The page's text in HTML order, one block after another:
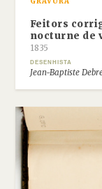
Feitors
nocturne de
1835
DESENHISTA
Jean-Baptiste